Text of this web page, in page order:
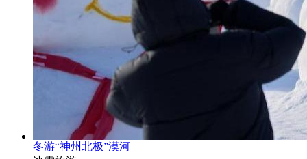
冬游“神州北极”漠河